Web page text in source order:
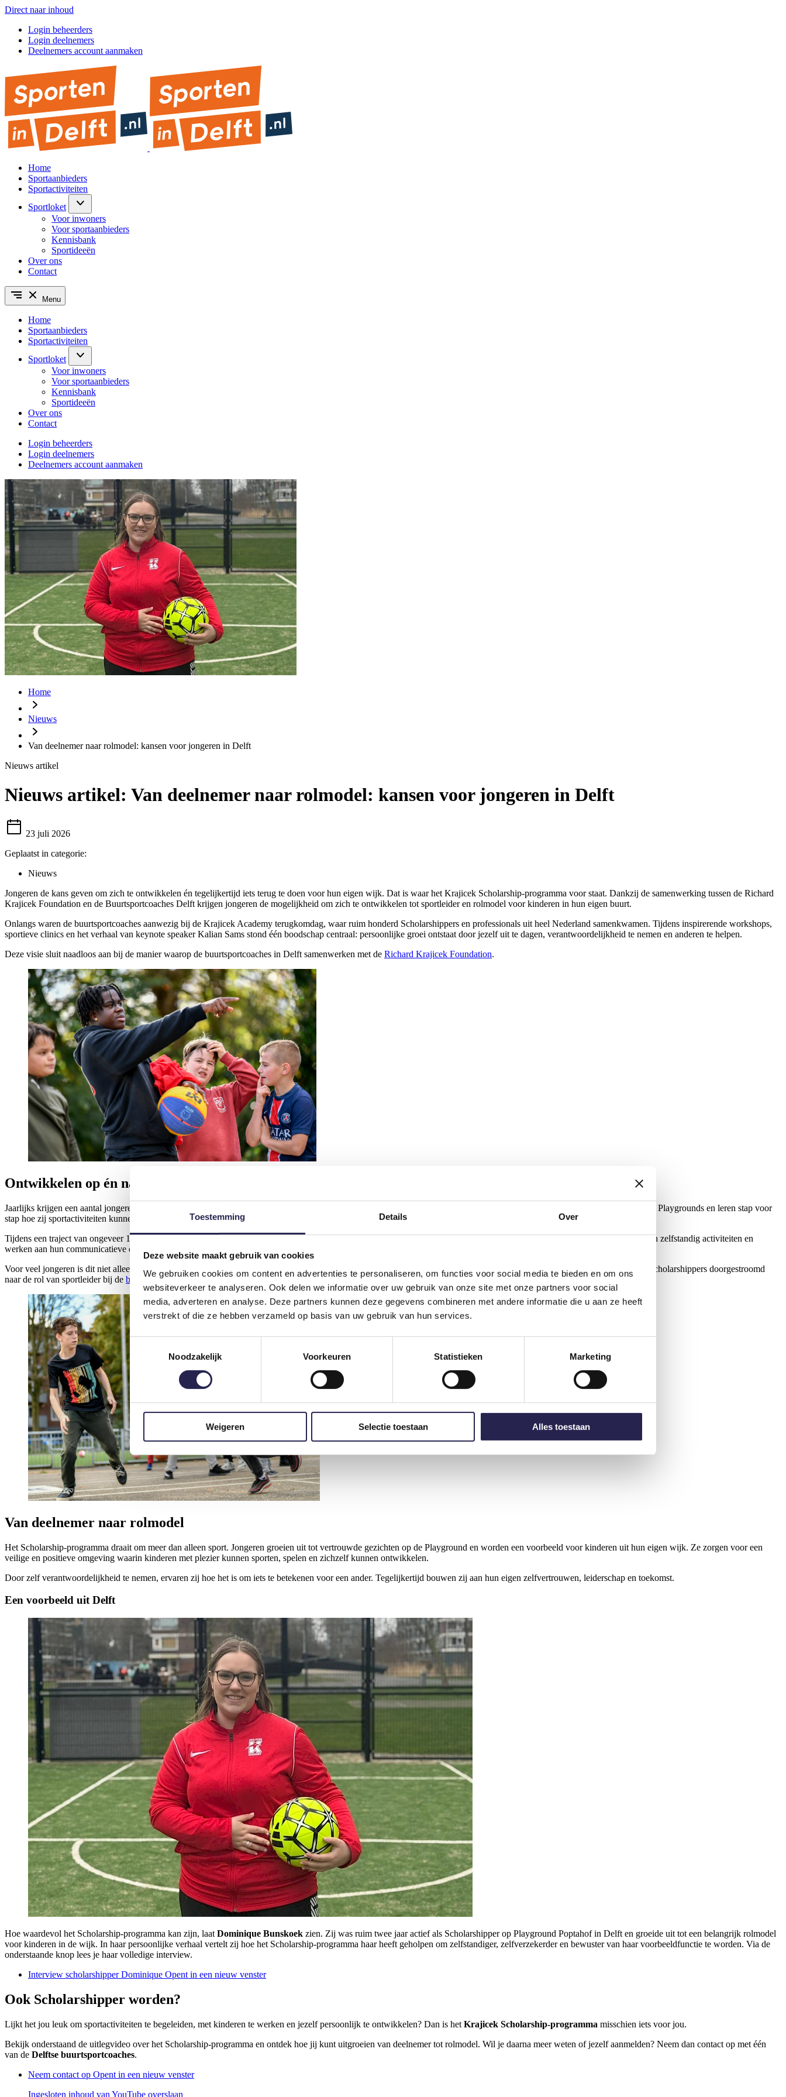
Toestemming Details Over
Deze website maakt gebruik van cookies
We gebruiken cookies om content en advertenties te personaliseren, om functies voor social media te bieden en om ons
websiteverkeer te analyseren. Ook delen we informatie over uw gebruik van onze site met onze partners voor social
media, adverteren en analyse. Deze partners kunnen deze gegevens combineren met andere informatie die u aan ze heeft
verstrekt of die ze hebben verzameld op basis van uw gebruik van hun services.
Noodzakelijk
Voorkeuren Statistieken Marketing
Weigeren Selectie toestaan Alles toestaan
Direct naar inhoud
Login beheerders
Login deelnemers
Deelnemers account aanmaken
Home
Sportaanbieders
Sportactiviteiten
Sportloket
Voor inwoners
Voor sportaanbieders
Kennisbank
Sportideeën
Over ons
Contact
Menu
Home
Sportaanbieders
Sportactiviteiten
Sportloket
Voor inwoners
Voor sportaanbieders
Kennisbank
Sportideeën
Over ons
Contact
Login beheerders
Login deelnemers
Deelnemers account aanmaken
Home
Nieuws
Van deelnemer naar rolmodel: kansen voor jongeren in Delft
Nieuws artikel
Nieuws artikel: Van deelnemer naar rolmodel: kansen voor jongeren in Delft
23 juli 2026
Geplaatst in categorie:
Nieuws
Jongeren de kans geven om zich te ontwikkelen én tegelijkertijd iets terug te doen voor hun eigen wijk. Dat is waar het Krajicek Scholarship-programma voor staat. Dankzij de samenwerking tussen de Richard
Krajicek Foundation en de Buurtsportcoaches Delft krijgen jongeren de mogelijkheid om zich te ontwikkelen tot sportleider en rolmodel voor kinderen in hun eigen buurt.
Onlangs waren de buurtsportcoaches aanwezig bij de Krajicek Academy terugkomdag, waar ruim honderd Scholarshippers en professionals uit heel Nederland samenkwamen. Tijdens inspirerende workshops,
sportieve clinics en het verhaal van keynote speaker Kalian Sams stond één boodschap centraal: persoonlijke groei ontstaat door jezelf uit te dagen, verantwoordelijkheid te nemen en anderen te helpen.
Deze visie sluit naadloos aan bij de manier waarop de buurtsportcoaches in Delft samenwerken met de Richard Krajicek Foundation.
Ontwikkelen op én naast het sportveld
Jaarlijks krijgen een aantal jongeren in Delft de kans om deel te nemen aan het Scholarship-programma. Zij ondersteunen de buurtsportcoaches tijdens activiteiten op de Krajicek Playgrounds en leren stap voor
stap hoe zij sportactiviteiten kunnen begeleiden en organiseren.
Tijdens een traject van ongeveer 100 uur ontwikkelen de Scholarshippers zich op verschillende vlakken. Ze leren omgaan met groepen, nemen verantwoordelijkheid, organiseren zelfstandig activiteiten en
werken aan hun communicatieve en sociale vaardigheden. Het traject wordt afgesloten met een zelf georganiseerd eindevent, waarna de deelnemers een certificaat ontvangen.
Voor veel jongeren is dit niet alleen een leerzame ervaring, maar ook een mooie opstap naar vrijwilligerswerk of een baan binnen de sport. Zo zijn in Delft inmiddels meerdere Scholarshippers doorgestroomd
naar de rol van sportleider bij de buurtsportcoaches.
Van deelnemer naar rolmodel
Het Scholarship-programma draait om meer dan alleen sport. Jongeren groeien uit tot vertrouwde gezichten op de Playground en worden een voorbeeld voor kinderen uit hun eigen wijk. Ze zorgen voor een
veilige en positieve omgeving waarin kinderen met plezier kunnen sporten, spelen en zichzelf kunnen ontwikkelen.
Door zelf verantwoordelijkheid te nemen, ervaren zij hoe het is om iets te betekenen voor een ander. Tegelijkertijd bouwen zij aan hun eigen zelfvertrouwen, leiderschap en toekomst.
Een voorbeeld uit Delft
Hoe waardevol het Scholarship-programma kan zijn, laat Dominique Bunskoek zien. Zij was ruim twee jaar actief als Scholarshipper op Playground Poptahof in Delft en groeide uit tot een belangrijk rolmodel
voor kinderen in de wijk. In haar persoonlijke verhaal vertelt zij hoe het Scholarship-programma haar heeft geholpen om zelfstandiger, zelfverzekerder en bewuster van haar voorbeeldfunctie te worden. Via de
onderstaande knop lees je haar volledige interview.
Interview scholarshipper Dominique Opent in een nieuw venster
Ook Scholarshipper worden?
Lijkt het jou leuk om sportactiviteiten te begeleiden, met kinderen te werken en jezelf persoonlijk te ontwikkelen? Dan is het Krajicek Scholarship-programma misschien iets voor jou.
Bekijk onderstaand de uitlegvideo over het Scholarship-programma en ontdek hoe jij kunt uitgroeien van deelnemer tot rolmodel. Wil je daarna meer weten of jezelf aanmelden? Neem dan contact op met één
van de Delftse buurtsportcoaches.
Neem contact op Opent in een nieuw venster
Ingesloten inhoud van YouTube overslaan